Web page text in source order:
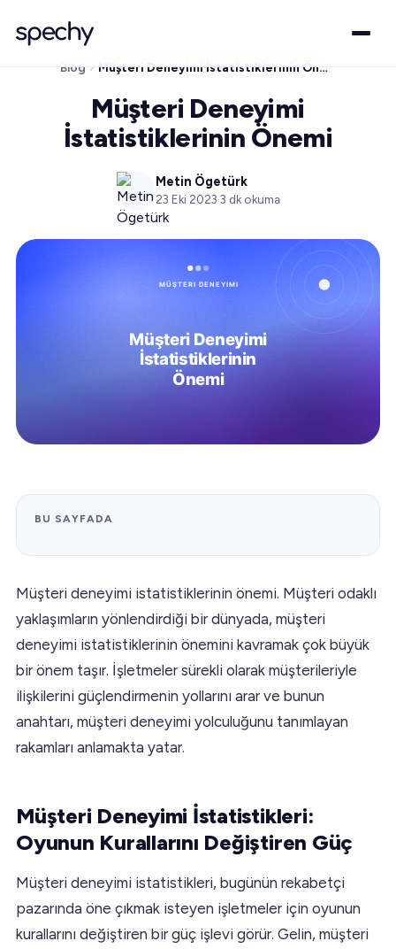
Blog Müşteri Deneyimi İstatistiklerinin Önemi
Müşteri Deneyimi
İstatistiklerinin Önemi
Metin Ögetürk
23 Eki 2023·3 dk okuma
BU SAYFADA
Müşteri deneyimi istatistiklerinin önemi. Müşteri odaklı
yaklaşımların yönlendirdiği bir dünyada, müşteri
deneyimi istatistiklerinin önemini kavramak çok büyük
bir önem taşır. İşletmeler sürekli olarak müşterileriyle
ilişkilerini güçlendirmenin yollarını arar ve bunun
anahtarı, müşteri deneyimi yolculuğunu tanımlayan
rakamları anlamakta yatar.
Müşteri Deneyimi İstatistikleri:
Oyunun Kurallarını Değiştiren Güç
Müşteri deneyimi istatistikleri, bugünün rekabetçi
pazarında öne çıkmak isteyen işletmeler için oyunun
kurallarını değiştiren bir güç işlevi görür. Gelin, müşteri